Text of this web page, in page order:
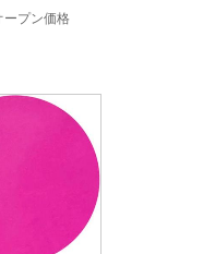
ープン価格